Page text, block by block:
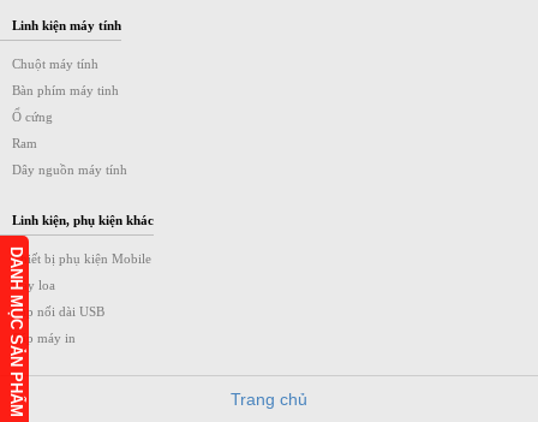
Linh kiện máy tính
Chuột máy tính
Bàn phím máy tinh
Ổ cứng
Ram
Dây nguồn máy tính
Linh kiện, phụ kiện khác
Thiết bị phụ kiện Mobile
Dây loa
Cáp nối dài USB
Cáp máy in
Trang chủ
DANH MỤC SẢN PHẨM